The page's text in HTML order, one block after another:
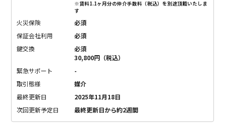
※賃料1.1ヶ月分の仲介手数料（税込）を別途頂戴いたしま
す
火災保険
必須
保証会社利用
必須
鍵交換
必須
30,800円（税込）
緊急サポート
-
取引態様
媒介
最終更新日
2025年11月18日
次回更新予定日
最終更新日から約2週間